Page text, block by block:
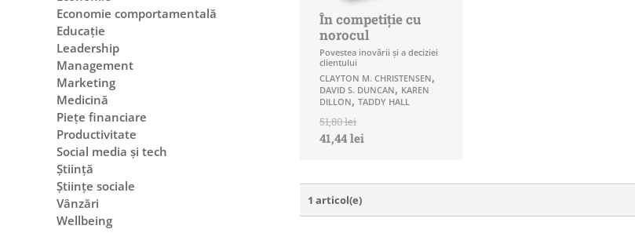
În competiție cu
norocul
Povestea inovării și a deciziei
clientului
CLAYTON M. CHRISTENSEN,
DAVID S. DUNCAN, KAREN
DILLON, TADDY HALL
51,80 lei
41,44 lei
1 articol(e)
Economie comportamentală
Educație
Leadership
Management
Marketing
Medicină
Piețe financiare
Productivitate
Social media și tech
Știință
Științe sociale
Vânzări
Wellbeing